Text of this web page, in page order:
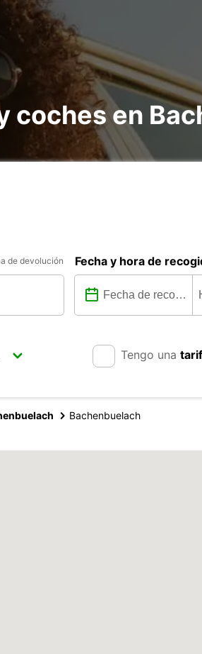
coches en
de devolución Fecha y hora de
Tengo una
Bachenbuelach